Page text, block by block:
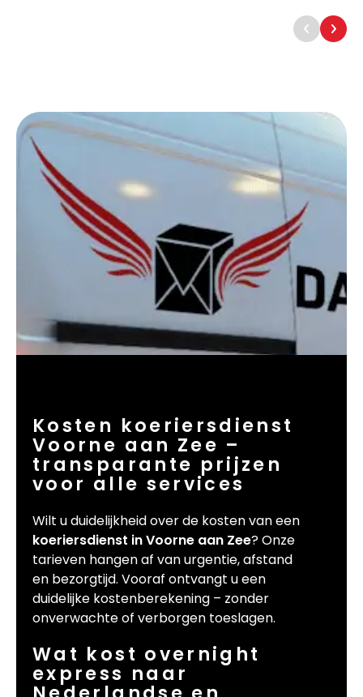
Kosten koeriersdienst
Voorne aan Zee –
transparante prijzen
voor alle services
Wilt u duidelijkheid over de kosten van een
koeriersdienst in Voorne aan Zee? Onze
tarieven hangen af van urgentie, afstand
en bezorgtijd. Vooraf ontvangt u een
duidelijke kostenberekening – zonder
onverwachte of verborgen toeslagen.
Wat kost overnight
express naar